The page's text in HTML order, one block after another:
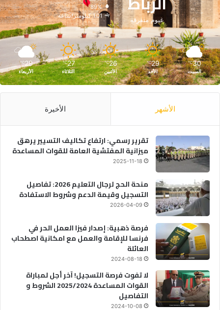
غيوم متفرقة
89%
1.01 كيلومتر/ساعة
30
℃
السبت
29
℃
الأحد
26
℃
الأثنين
27
℃
الثلاثاء
29
℃
الأربعاء
الأشهر الأخيرة
تقرير رسمي: ارتفاع تكاليف التسيير يرهق
ميزانية المفتشية العامة للقوات المساعدة
2025-11-18
منحة الحج لرجال التعليم 2026: تفاصيل
التسجيل وقيمة الدعم وشروط الاستفادة
2026-04-09
فرصة ذهبية: إصدار فيزا العمل الحر في
فرنسا للإقامة والعمل مع امكانية اصطحاب
العائلة
2024-08-18
لا تفوت فرصة التسجيل! آخر أجل لمباراة
القوات المساعدة 2025/2024 الشروط و
التفاصيل
2024-10-08